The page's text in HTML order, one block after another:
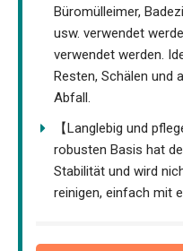
Büromülleimer,
usw. verwendet
verwendet werden.
Resten, Schälen und
Abfall.
【Langlebig und
robusten Basis hat
Stabilität und wird
reinigen, einfach mit